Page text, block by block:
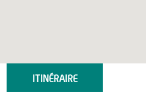
ITINÉRAIRE